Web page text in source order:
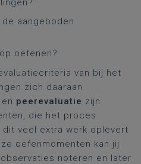
aangeboden
oefenen?
van bij het
zich daaraan
en peerevaluatie zijn
die het proces
veel extra werk oplevert
oefenmomenten kan jij
noteren en later